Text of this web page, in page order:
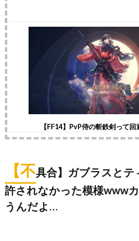
【FF14】PvP侍の斬鉄剣って回
【不具合】ガブラスとテ
許されなかった模様www
うんだよ…